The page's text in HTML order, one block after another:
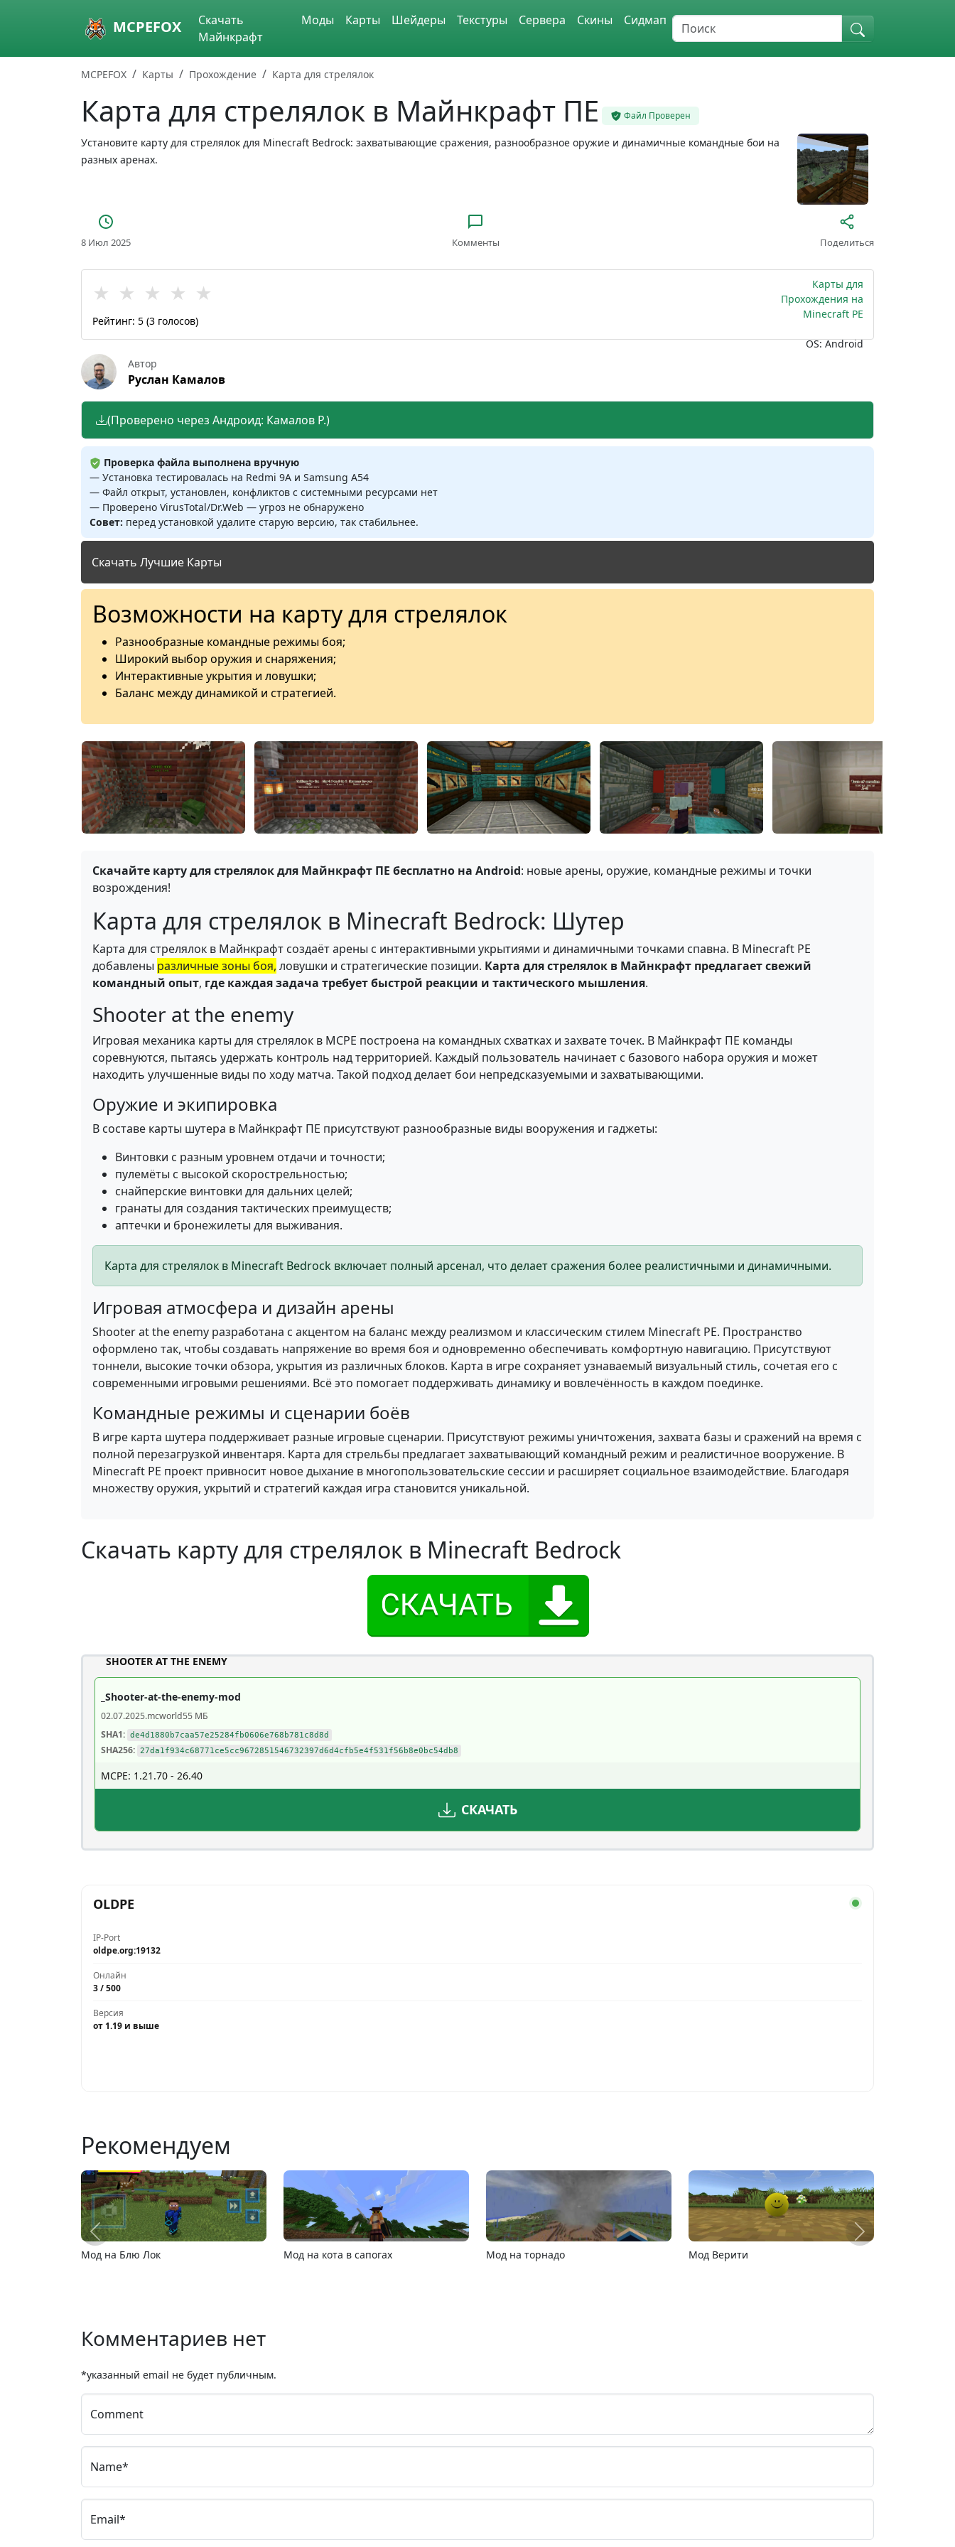
Skip to main content MCPEFOX
Скачать
Майнкрафт
Моды Карты Шейдеры Текстуры Сервера Скины Сидмап
MCPEFOX Карты Прохождение Карта для стрелялок
Карта для стрелялок в Майнкрафт ПЕ Файл Проверен
Установите карту для стрелялок для Minecraft Bedrock: захватывающие сражения, разнообразное оружие и динамичные командные бои на
разных аренах.
8 Июл 2025 Комменты Поделиться
★ ★ ★ ★ ★
Рейтинг: 5 (3 голосов)
Карты для
Прохождения на
Minecraft PE
OS: Android
Автор
Руслан Камалов
(Проверено через Андроид: Камалов Р.)
Проверка файла выполнена вручную
— Установка тестировалась на Redmi 9A и Samsung A54
— Файл открыт, установлен, конфликтов с системными ресурсами нет
— Проверено VirusTotal/Dr.Web — угроз не обнаружено
Совет: перед установкой удалите старую версию, так стабильнее.
Скачать Лучшие Карты
Возможности на карту для стрелялок
Разнообразные командные режимы боя;
Широкий выбор оружия и снаряжения;
Интерактивные укрытия и ловушки;
Баланс между динамикой и стратегией.
Скачайте карту для стрелялок для Майнкрафт ПЕ бесплатно на Android: новые арены, оружие, командные режимы и точки
возрождения!
Карта для стрелялок в Minecraft Bedrock: Шутер
Карта для стрелялок в Майнкрафт создаёт арены с интерактивными укрытиями и динамичными точками спавна. В Minecraft PE
добавлены различные зоны боя, ловушки и стратегические позиции. Карта для стрелялок в Майнкрафт предлагает свежий
командный опыт, где каждая задача требует быстрой реакции и тактического мышления.
Shooter at the enemy
Игровая механика карты для стрелялок в MCPE построена на командных схватках и захвате точек. В Майнкрафт ПЕ команды
соревнуются, пытаясь удержать контроль над территорией. Каждый пользователь начинает с базового набора оружия и может
находить улучшенные виды по ходу матча. Такой подход делает бои непредсказуемыми и захватывающими.
Оружие и экипировка
В составе карты шутера в Майнкрафт ПЕ присутствуют разнообразные виды вооружения и гаджеты:
Винтовки с разным уровнем отдачи и точности;
пулемёты с высокой скорострельностью;
снайперские винтовки для дальних целей;
гранаты для создания тактических преимуществ;
аптечки и бронежилеты для выживания.
Карта для стрелялок в Minecraft Bedrock включает полный арсенал, что делает сражения более реалистичными и динамичными.
Игровая атмосфера и дизайн арены
Shooter at the enemy разработана с акцентом на баланс между реализмом и классическим стилем Minecraft PE. Пространство
оформлено так, чтобы создавать напряжение во время боя и одновременно обеспечивать комфортную навигацию. Присутствуют
тоннели, высокие точки обзора, укрытия из различных блоков. Карта в игре сохраняет узнаваемый визуальный стиль, сочетая его с
современными игровыми решениями. Всё это помогает поддерживать динамику и вовлечённость в каждом поединке.
Командные режимы и сценарии боёв
В игре карта шутера поддерживает разные игровые сценарии. Присутствуют режимы уничтожения, захвата базы и сражений на время с
полной перезагрузкой инвентаря. Карта для стрельбы предлагает захватывающий командный режим и реалистичное вооружение. В
Minecraft PE проект привносит новое дыхание в многопользовательские сессии и расширяет социальное взаимодействие. Благодаря
множеству оружия, укрытий и стратегий каждая игра становится уникальной.
Скачать карту для стрелялок в Minecraft Bedrock
SHOOTER AT THE ENEMY
_Shooter-at-the-enemy-mod
02.07.2025.mcworld55 МБ
SHA1: de4d1880b7caa57e25284fb0606e768b781c8d8d
SHA256: 27da1f934c68771ce5cc9672851546732397d6d4cfb5e4f531f56b8e0bc54db8
MCPE: 1.21.70 - 26.40
СКАЧАТЬ
OLDPE
IP-Port
oldpe.org:19132
Онлайн
3 / 500
Версия
от 1.19 и выше
Рекомендуем
Мод на Компьютеры и Ноутбуки MCPE 26.13 MCPE 26.1 Карта ада
Комментариев нет
*указанный email не будет публичным.
Comment
Name*
Email*